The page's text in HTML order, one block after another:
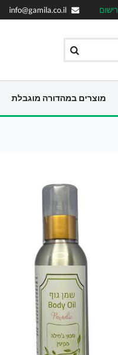
רישום info@gamila.co.il
מוצרים במהדורה מוגבלת